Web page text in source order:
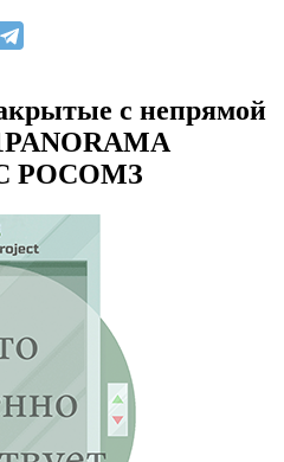
с непрямой
РОСОМЗ